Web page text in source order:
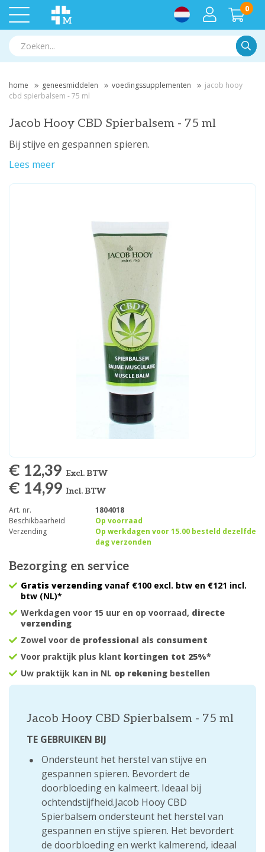
0
home geneesmiddelen voedingssupplementen
jacob hooy
cbd spierbalsem - 75 ml
Jacob Hooy CBD Spierbalsem - 75 ml
Bij stijve en gespannen spieren.
Lees meer
€ 12,39 Excl. BTW
€ 14,99 Incl. BTW
Art. nr.
1804018
Beschikbaarheid
Op voorraad
Verzending
Op werkdagen voor 15.00 besteld dezelfde
dag verzonden
Bezorging en service
Gratis verzending vanaf €100 excl. btw en €121 incl.
btw (NL)*
Werkdagen voor 15 uur en op voorraad, directe
verzending
Zowel voor de professional als consument
Voor praktijk plus klant kortingen tot 25%*
Uw praktijk kan in NL op rekening bestellen
Jacob Hooy CBD Spierbalsem - 75 ml
TE GEBRUIKEN BIJ
Ondersteunt het herstel van stijve en
gespannen spieren. Bevordert de
doorbloeding en kalmeert. Ideaal bij
ochtendstijfheid.Jacob Hooy CBD
Spierbalsem ondersteunt het herstel van
gespannen en stijve spieren. Het bevordert
de doorbloeding en werkt kalmerend, ideaal